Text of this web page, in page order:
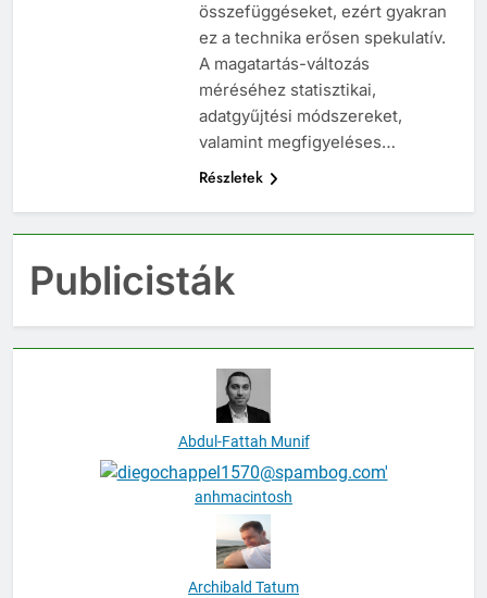
összefüggéseket, ezért gyakran
ez a technika erősen spekulatív.
A magatartás-változás
méréséhez statisztikai,
adatgyűjtési módszereket,
valamint megfigyeléses…
Részletek
Publicisták
Abdul-Fattah Munif
anhmacintosh
Archibald Tatum